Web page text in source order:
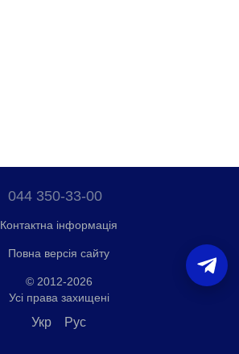
044 350-33-00
Контактна інформація
Повна версія сайту
© 2012-2026
Усі права захищені
Укр Рус